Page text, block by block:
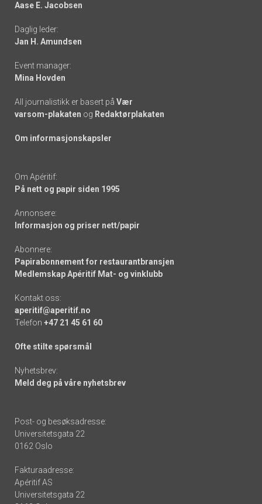
-
links
Aase E. Jacobsen
Daglig leder:
Jan H. Amundsen
Event manager:
Mina Hovden
All journalistikk er basert på Vær
varsom-plakaten og Redaktørplakaten
Om informasjonskapsler
Om Apéritif:
På nett og papir siden 1995
Annonsere:
Informasjon og priser nett/papir
Abonnere:
Papirabonnement for restaurantbransjen
Medlemskap Apéritif Mat- og vinklubb
Kontakt oss:
aperitif@aperitif.no
Telefon +47 21 45 61 60
Ofte stilte spørsmål
Nyhetsbrev:
Meld deg på våre nyhetsbrev
Post- og besøksadresse:
Universitetsgata 22
0162 Oslo
Fakturaadresse:
Apéritif AS
Universitetsgata 22